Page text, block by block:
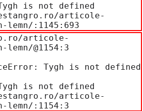
is not defined
:1145:693
articole-
@1154:3
Tygh is not defined
is not defined
:1154:3